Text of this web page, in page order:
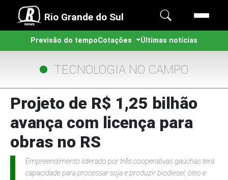
Rio Grande do Sul
Previsão do tempoCotações Últimas notícias
TECNOLOGIA NO CAMPO
Projeto de R$ 1,25 bilhão
avança com licença para
obras no RS
Empreendimento liderado por três cooperativas gaúchas terá
capacidade para processar soja e produzir biodiesel, óleo e